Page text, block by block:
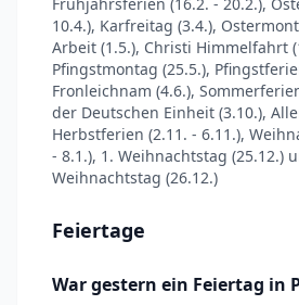
10.4.), Karfreitag (3.4.),
Arbeit (1.5.), Christi Himmelfahrt
Pfingstmontag (25.5.),
Fronleichnam (4.6.),
der Deutschen Einheit (3.10.),
Herbstferien (2.11. - 6.11.),
- 8.1.), 1. Weihnachtstag (25.12.)
Weihnachtstag (26.12.)
Feiertage
War gestern ein Feiertag in